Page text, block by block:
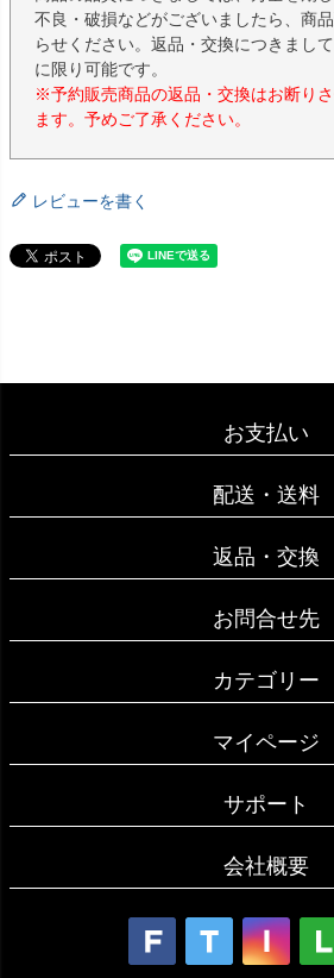
不良・破損などがございましたら、商
らせください。返品・交換につきまし
に限り可能です。
※予約販売商品の返品・交換はお断り
ます。予めご了承ください。
レビューを書く
お支払い
配送・送料
返品・交換
お問合せ先
カテゴリー
マイページ
サポート
会社概要